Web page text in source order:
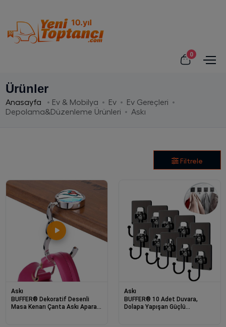
0
Ürünler
Anasayfa Ev & Mobilya Ev
Ev Gereçleri
Depolama&Düzenleme Ürünleri
Askı
Filtrele
Askı
BUFFER® Dekoratif Desenli
Masa Kenarı Çanta Askı Aparatı
Askı
BUFFER® 10 Adet Duvara,
Dolapa Yapışan Güçlü